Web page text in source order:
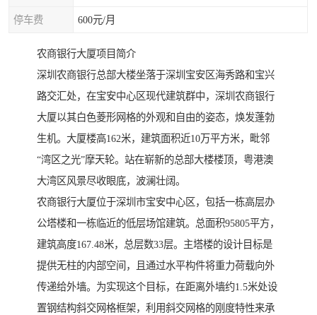
停车费 600元/月
农商银行大厦项目简介
深圳农商银行总部大楼坐落于深圳宝安区海秀路和宝兴
路交汇处，在宝安中心区现代建筑群中，深圳农商银行
大厦以其白色菱形网格的外观和自由的姿态，焕发蓬勃
生机。大厦楼高162米，建筑面积近10万平方米，毗邻
“湾区之光”摩天轮。站在崭新的总部大楼楼顶，粤港澳
大湾区风景尽收眼底，波澜壮阔。
农商银行大厦位于深圳市宝安中心区，包括一栋高层办
公塔楼和一栋临近的低层场馆建筑。总面积95805平方，
建筑高度167.48米，总层数33层。主塔楼的设计目标是
提供无柱的内部空间，且通过水平构件将重力荷载向外
传递给外墙。为实现这个目标，在距离外墙约1.5米处设
置钢结构斜交网格框架，利用斜交网格的刚度特性来承